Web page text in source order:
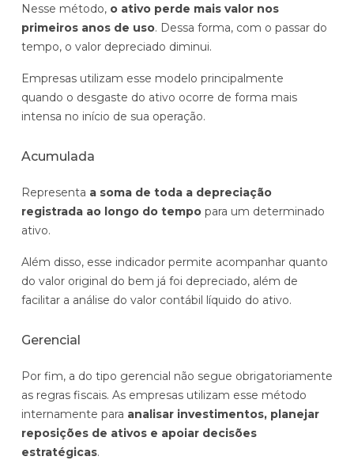
Nesse método, o ativo perde mais valor nos
primeiros anos de uso. Dessa forma, com o passar do
tempo, o valor depreciado diminui.
Empresas utilizam esse modelo principalmente
quando o desgaste do ativo ocorre de forma mais
intensa no início de sua operação.
Acumulada
Representa a soma de toda a depreciação
registrada ao longo do tempo para um determinado
ativo.
Além disso, esse indicador permite acompanhar quanto
do valor original do bem já foi depreciado, além de
facilitar a análise do valor contábil líquido do ativo.
Gerencial
Por fim, a do tipo gerencial não segue obrigatoriamente
as regras fiscais. As empresas utilizam esse método
internamente para analisar investimentos, planejar
reposições de ativos e apoiar decisões
estratégicas.